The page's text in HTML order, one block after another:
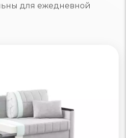
для ежедневной